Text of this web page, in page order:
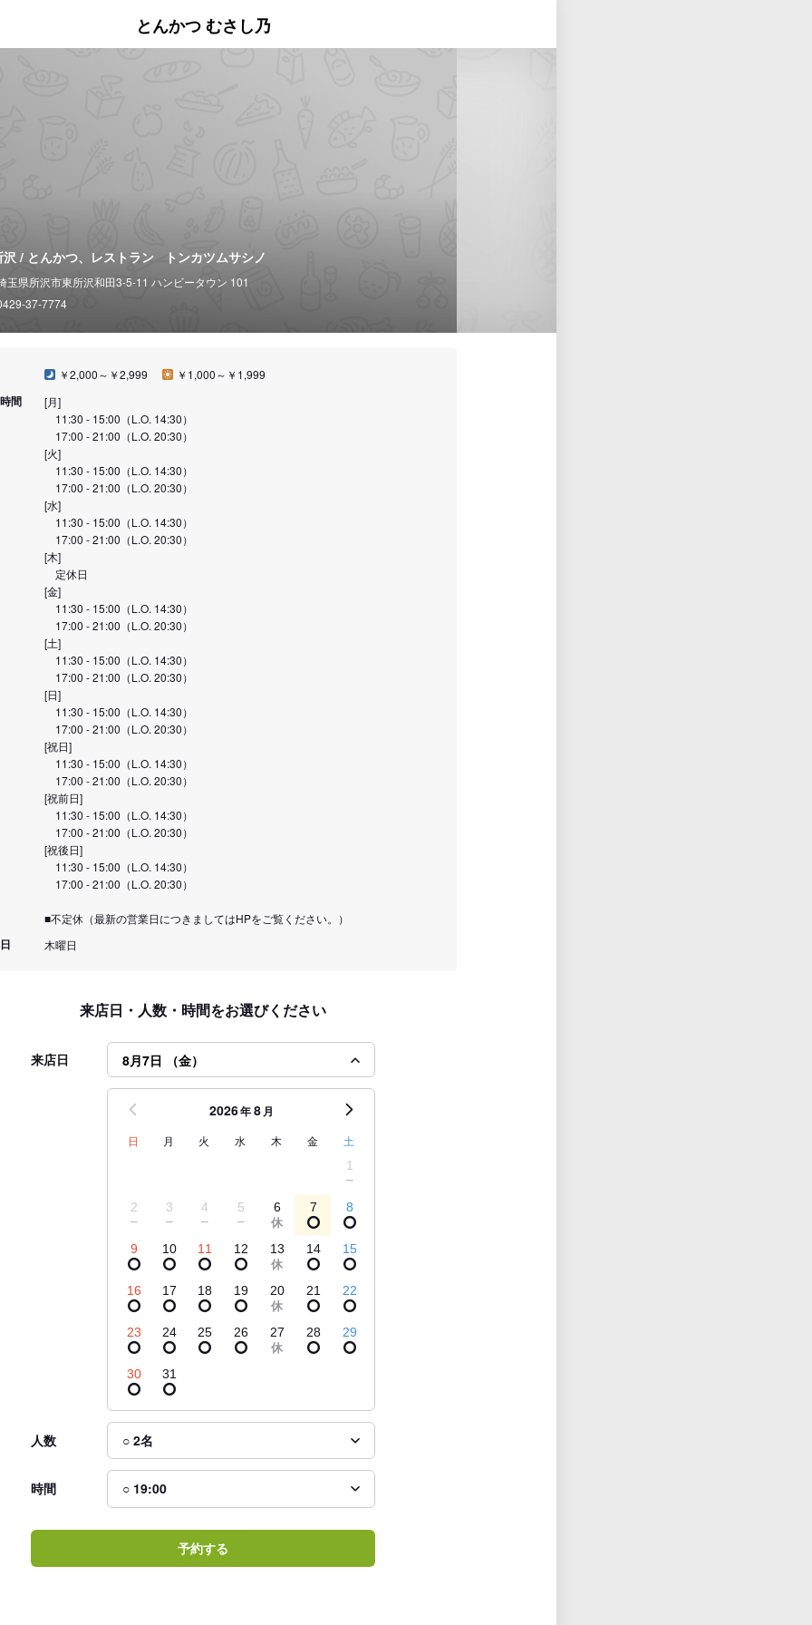
とんかつ むさし乃
沢 / とんかつ、レストラン トンカツムサシノ
玉県所沢市東所沢和田3-5-11 ハンビータウン 101
37-7774
￥2,000～￥2,999 ￥1,000～￥1,999
間
[月]
11:30 - 15:00（L.O. 14:30）
17:00 - 21:00（L.O. 20:30）
[火]
11:30 - 15:00（L.O. 14:30）
17:00 - 21:00（L.O. 20:30）
[水]
11:30 - 15:00（L.O. 14:30）
17:00 - 21:00（L.O. 20:30）
[木]
定休日
[金]
11:30 - 15:00（L.O. 14:30）
17:00 - 21:00（L.O. 20:30）
[土]
11:30 - 15:00（L.O. 14:30）
17:00 - 21:00（L.O. 20:30）
[日]
11:30 - 15:00（L.O. 14:30）
17:00 - 21:00（L.O. 20:30）
[祝日]
11:30 - 15:00（L.O. 14:30）
17:00 - 21:00（L.O. 20:30）
[祝前日]
11:30 - 15:00（L.O. 14:30）
17:00 - 21:00（L.O. 20:30）
[祝後日]
11:30 - 15:00（L.O. 14:30）
17:00 - 21:00（L.O. 20:30）
■不定休（最新の営業日につきましてはHPをご覧ください。）
木曜日
来店日・人数・時間をお選びください
来店日 8月7日 （金）
2026年8月
日 月 火 水 木 金 土
1
2 3 4 5 6 7 8
9 10 11 12 13 14 15
16 17 18 19 20 21 22
23 24 25 26 27 28 29
30 31
人数
時間
予約する